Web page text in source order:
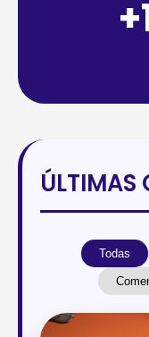
+
ÚLTIMAS
Todas